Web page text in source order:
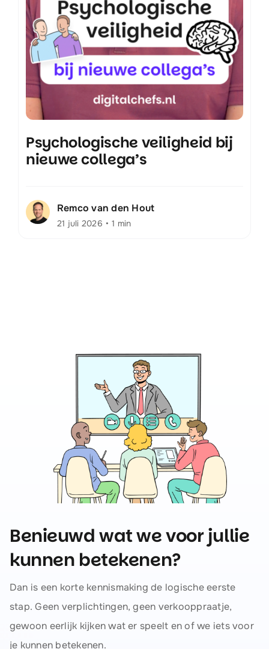
Psychologische veiligheid bij
nieuwe collega’s
Remco van den Hout
21 juli 2026 • 1 min
Benieuwd wat we voor jullie
kunnen betekenen?
Dan is een korte kennismaking de logische eerste
stap. Geen verplichtingen, geen verkooppraatje,
gewoon eerlijk kijken wat er speelt en of we iets voor
je kunnen betekenen.